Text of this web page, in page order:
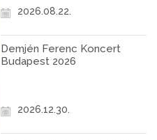
2026.08.22.
Demjén Ferenc Koncert
Budapest 2026
2026.12.30.